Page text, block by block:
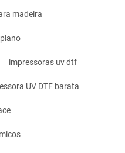
madeira
impressoras uv dtf
UV DTF barata